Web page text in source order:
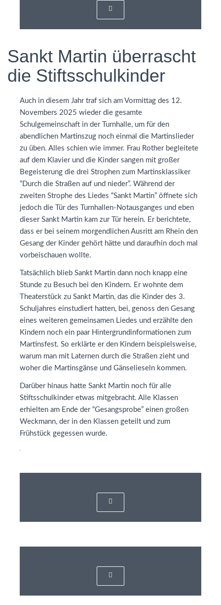
Sankt Martin überrascht
die Stiftsschulkinder
Auch in diesem Jahr traf sich am Vormittag des 12.
Novembers 2025 wieder die gesamte
Schulgemeinschaft in der Turnhalle, um für den
abendlichen Martinszug noch einmal die Martinslieder
zu üben. Alles schien wie immer. Frau Rother begleitete
auf dem Klavier und die Kinder sangen mit großer
Begeisterung die drei Strophen zum Martinsklassiker
“Durch die Straßen auf und nieder”. Während der
zweiten Strophe des Liedes “Sankt Martin” öffnete sich
jedoch die Tür des Turnhallen-Notausganges und eben
dieser Sankt Martin kam zur Tür herein. Er berichtete,
dass er bei seinem morgendlichen Ausritt am Rhein den
Gesang der Kinder gehört hätte und daraufhin doch mal
vorbeischauen wollte.
Tatsächlich blieb Sankt Martin dann noch knapp eine
Stunde zu Besuch bei den Kindern. Er wohnte dem
Theaterstück zu Sankt Martin, das die Kinder des 3.
Schuljahres einstudiert hatten, bei, genoss den Gesang
eines weiteren gemeinsamen Liedes und erzählte den
Kindern noch ein paar Hintergrundinformationen zum
Martinsfest. So erklärte er den Kindern beispielsweise,
warum man mit Laternen durch die Straßen zieht und
woher die Martinsgänse und Gänselieseln kommen.
Darüber hinaus hatte Sankt Martin noch für alle
Stiftsschulkinder etwas mitgebracht. Alle Klassen
erhielten am Ende der “Gesangsprobe” einen großen
Weckmann, der in den Klassen geteilt und zum
Frühstück gegessen wurde.